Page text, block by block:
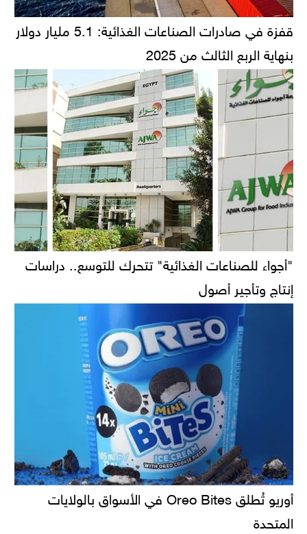
قفزة في صادرات الصناعات الغذائية: 5.1 مليار دولار
بنهاية الربع الثالث من 2025
"أجواء للصناعات الغذائية" تتحرك للتوسع.. دراسات
إنتاج وتأجير أصول
أوريو تُطلق Oreo Bites في الأسواق بالولايات
المتحدة